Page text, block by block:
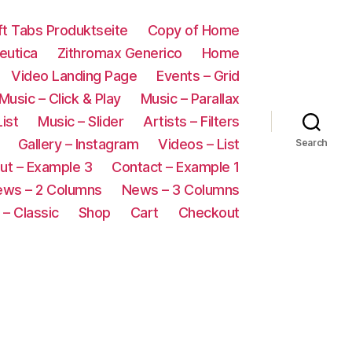
Tabs Produktseite
Copy of Home
Zithromax Generico
Home
Video Landing Page
Events – Grid
Music – Click & Play
Music – Parallax
Music – Slider
Artists – Filters
Gallery – Instagram
Videos – List
– Example 3
Contact – Example 1
– 2 Columns
News – 3 Columns
Classic
Shop Cart Checkout
Search